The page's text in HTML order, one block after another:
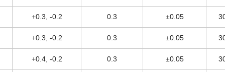
+0.3, -0.2 0.3 ±0.05
+0.3, -0.2 0.3 ±0.05
+0.4, -0.2 0.3 ±0.05